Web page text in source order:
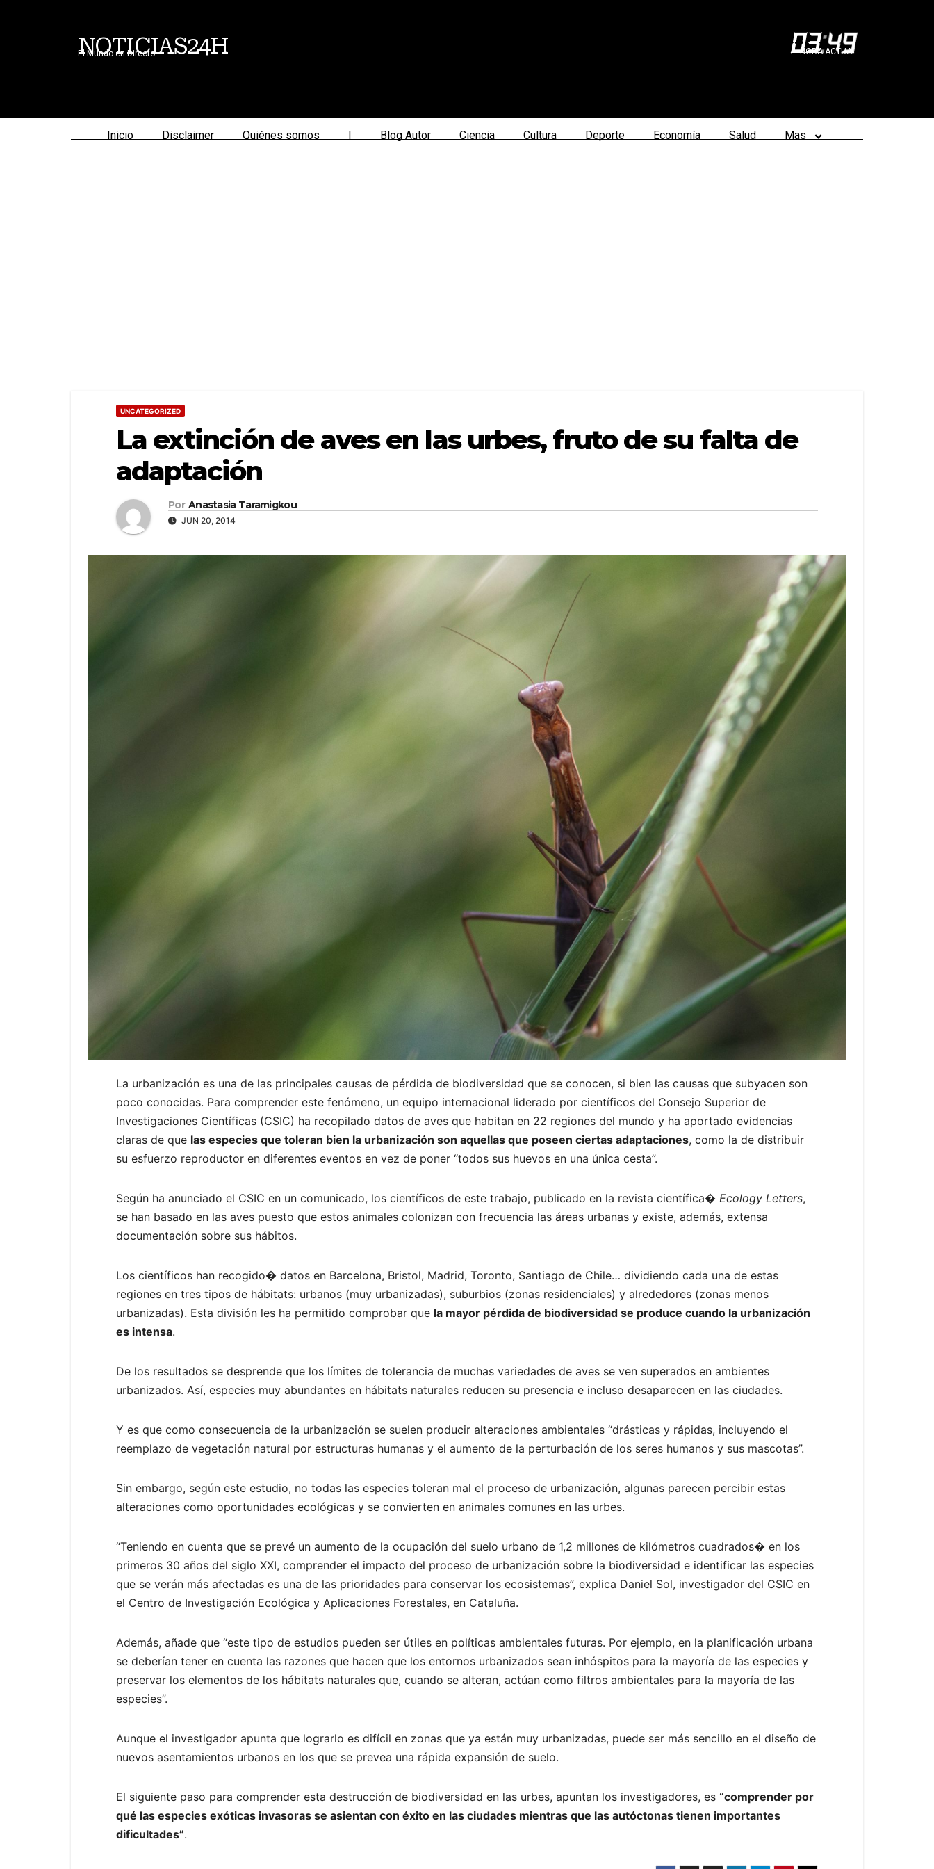
NOTICIAS24H
El Mundo en Directo 03:49
HORA ACTUAL
Inicio Disclaimer Quiénes somos | Blog Autor Ciencia Cultura Deporte Economía Salud Mas
UNCATEGORIZED
La extinción de aves en las urbes, fruto de su falta de
adaptación
Por Anastasia Taramigkou
JUN 20, 2014
La urbanización es una de las principales causas de pérdida de biodiversidad que se conocen, si bien las causas que subyacen son
poco conocidas. Para comprender este fenómeno, un equipo internacional liderado por científicos del Consejo Superior de
Investigaciones Científicas (CSIC) ha recopilado datos de aves que habitan en 22 regiones del mundo y ha aportado evidencias
claras de que las especies que toleran bien la urbanización son aquellas que poseen ciertas adaptaciones, como la de distribuir
su esfuerzo reproductor en diferentes eventos en vez de poner “todos sus huevos en una única cesta”.
Según ha anunciado el CSIC en un comunicado, los científicos de este trabajo, publicado en la revista científica� Ecology Letters,
se han basado en las aves puesto que estos animales colonizan con frecuencia las áreas urbanas y existe, además, extensa
documentación sobre sus hábitos.
Los científicos han recogido� datos en Barcelona, Bristol, Madrid, Toronto, Santiago de Chile… dividiendo cada una de estas
regiones en tres tipos de hábitats: urbanos (muy urbanizadas), suburbios (zonas residenciales) y alrededores (zonas menos
urbanizadas). Esta división les ha permitido comprobar que la mayor pérdida de biodiversidad se produce cuando la urbanización
es intensa.
De los resultados se desprende que los límites de tolerancia de muchas variedades de aves se ven superados en ambientes
urbanizados. Así, especies muy abundantes en hábitats naturales reducen su presencia e incluso desaparecen en las ciudades.
Y es que como consecuencia de la urbanización se suelen producir alteraciones ambientales “drásticas y rápidas, incluyendo el
reemplazo de vegetación natural por estructuras humanas y el aumento de la perturbación de los seres humanos y sus mascotas”.
Sin embargo, según este estudio, no todas las especies toleran mal el proceso de urbanización, algunas parecen percibir estas
alteraciones como oportunidades ecológicas y se convierten en animales comunes en las urbes.
“Teniendo en cuenta que se prevé un aumento de la ocupación del suelo urbano de 1,2 millones de kilómetros cuadrados� en los
primeros 30 años del siglo XXI, comprender el impacto del proceso de urbanización sobre la biodiversidad e identificar las especies
que se verán más afectadas es una de las prioridades para conservar los ecosistemas”, explica Daniel Sol, investigador del CSIC en
el Centro de Investigación Ecológica y Aplicaciones Forestales, en Cataluña.
Además, añade que “este tipo de estudios pueden ser útiles en políticas ambientales futuras. Por ejemplo, en la planificación urbana
se deberían tener en cuenta las razones que hacen que los entornos urbanizados sean inhóspitos para la mayoría de las especies y
preservar los elementos de los hábitats naturales que, cuando se alteran, actúan como filtros ambientales para la mayoría de las
especies”.
Aunque el investigador apunta que lograrlo es difícil en zonas que ya están muy urbanizadas, puede ser más sencillo en el diseño de
nuevos asentamientos urbanos en los que se prevea una rápida expansión de suelo.
El siguiente paso para comprender esta destrucción de biodiversidad en las urbes, apuntan los investigadores, es “comprender por
qué las especies exóticas invasoras se asientan con éxito en las ciudades mientras que las autóctonas tienen importantes
dificultades”.